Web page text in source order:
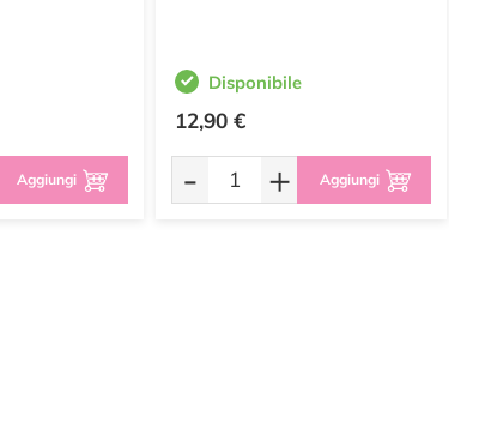
Aggiungi
Disponibile
12,90 €
- + Aggiungi